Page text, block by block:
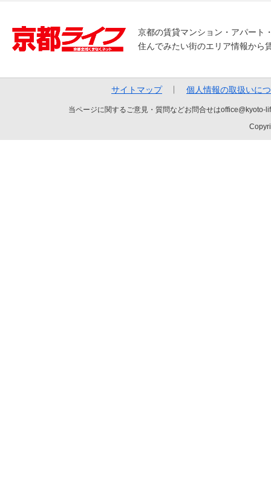
京都の賃貸マンション・アパート
住んでみたい街のエリア情報から
サイトマップ 個人情報の取扱いに
当ページに関するご意見・質問などお問合せは